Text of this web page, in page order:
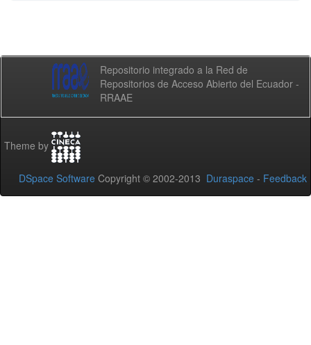
Repositorio integrado a la Red de
Repositorios de Acceso Abierto del Ecuador -
RRAAE
Theme by
DSpace Software Copyright © 2002-2013 Duraspace - Feedback